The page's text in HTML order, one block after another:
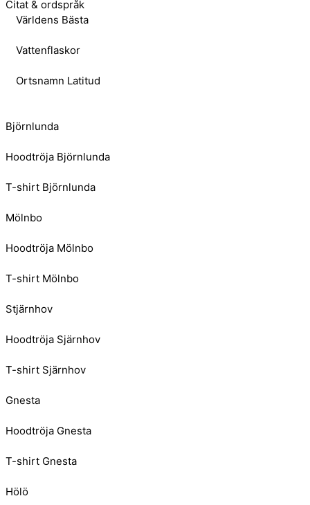
Citat & ordspråk
Världens Bästa
Vattenflaskor
Ortsnamn Latitud
Björnlunda
Hoodtröja Björnlunda
T-shirt Björnlunda
Mölnbo
Hoodtröja Mölnbo
T-shirt Mölnbo
Stjärnhov
Hoodtröja Sjärnhov
T-shirt Sjärnhov
Gnesta
Hoodtröja Gnesta
T-shirt Gnesta
Hölö